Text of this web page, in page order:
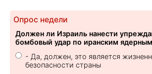
Опрос недели
Должен ли Израиль нанести
бомбовый удар по иранским
- Да, должен, это является
безопасности страны